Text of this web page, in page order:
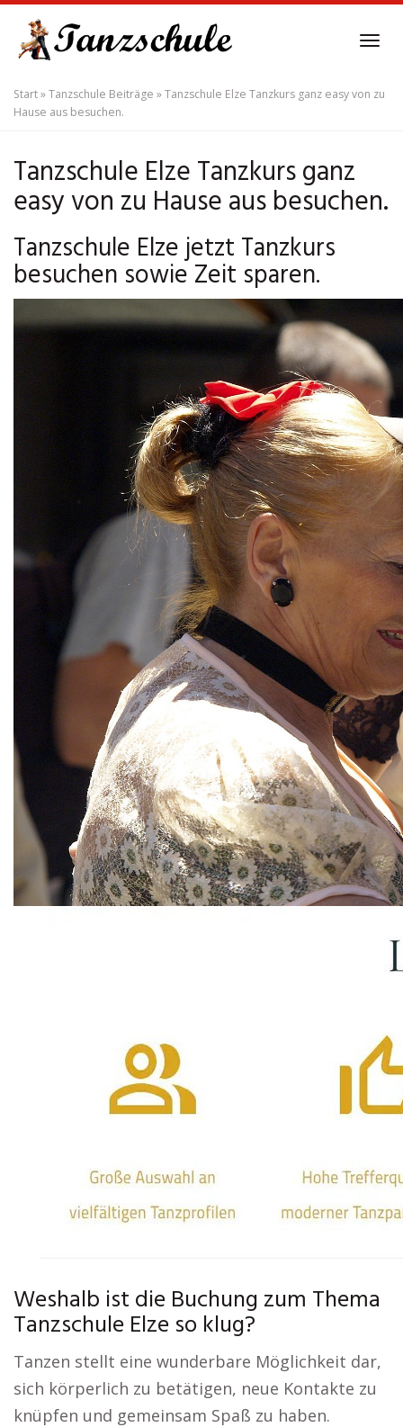
main
content
Start»Tanzschule Beiträge »Tanzschule Elze Tanzkurs ganz easy von zu
Hause aus besuchen.
Tanzschule Elze Tanzkurs ganz
easy von zu Hause aus besuchen.
Tanzschule Elze jetzt Tanzkurs
besuchen sowie Zeit sparen.
Weshalb ist die Buchung zum Thema
Tanzschule Elze so klug?
Tanzen stellt eine wunderbare Möglichkeit dar,
sich körperlich zu betätigen, neue Kontakte zu
knüpfen und gemeinsam Spaß zu haben.